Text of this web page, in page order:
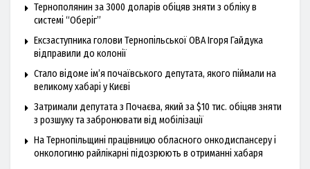
Тернополянин за 3000 доларів обіцяв зняти з обліку в
системі “Оберіг”
Ексзаступника голови Тернопільської ОВА Ігоря Гайдука
відправили до колонії
Стало відоме ім’я почаївського депутата, якого піймали на
великому хабарі у Києві
Затримали депутата з Почаєва, який за $10 тис. обіцяв зняти
з розшуку та забронювати від мобілізації
На Тернопільщині працівницю обласного онкодиспансеру і
онкологиню райлікарні підозрюють в отриманні хабаря